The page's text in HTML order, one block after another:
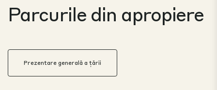
Parcurile din apropiere
Prezentare generală a țării